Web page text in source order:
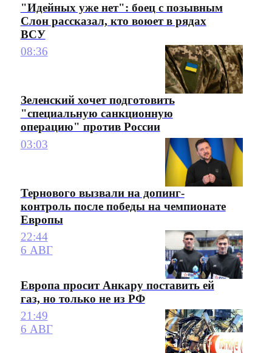
"Идейных уже нет": боец с позывным
Слон рассказал, кто воюет в рядах
ВСУ
08:36
Зеленский хочет подготовить
"специальную санкционную
операцию" против России
03:03
Тернового вызвали на допинг-
контроль после победы на чемпионате
Европы
22:44
6 АВГ
Европа просит Анкару поставить ей
газ, но только не из РФ
21:49
6 АВГ